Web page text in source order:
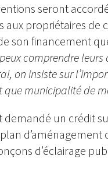
seront
aux propriétaires de
son financement
comprendre
on insiste sur
municipalité de
un crédit
d’éclairage